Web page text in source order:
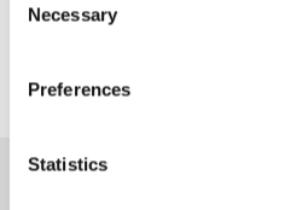
Selection
Necessary
Preferences
Statistics